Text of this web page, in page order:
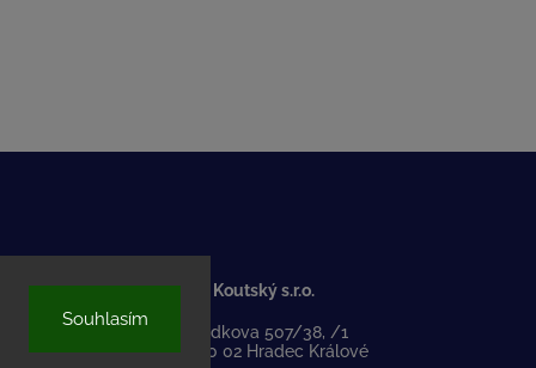
Souhlasím
SC Koutský s.r.o.
Medkova 507/38, /1
500 02 Hradec Králové